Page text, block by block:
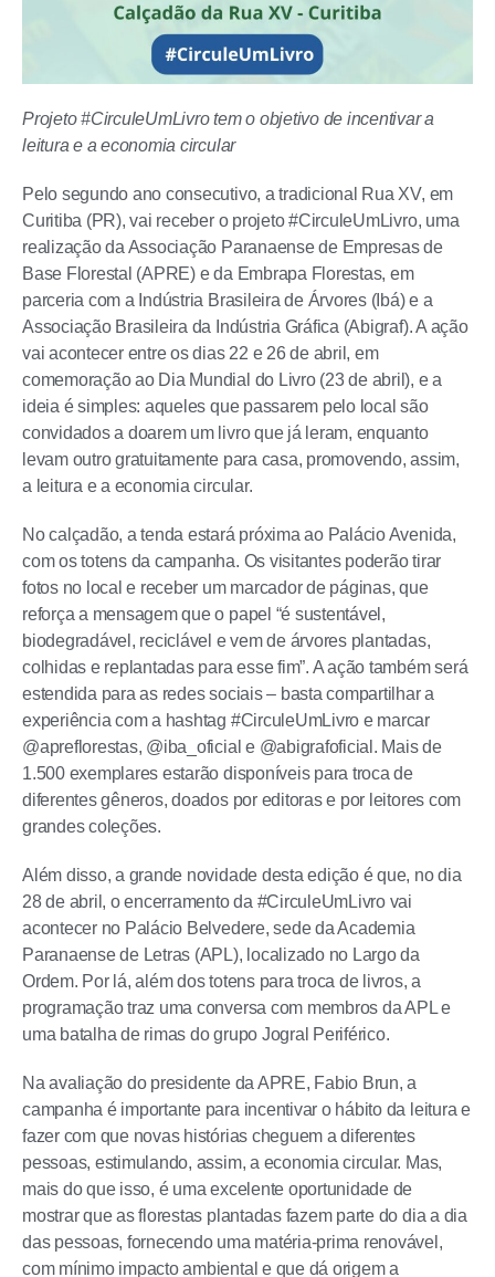
Projeto #CirculeUmLivro tem o objetivo de incentivar a
leitura e a economia circular
Pelo segundo ano consecutivo, a tradicional Rua XV, em
Curitiba (PR), vai receber o projeto #CirculeUmLivro, uma
realização da Associação Paranaense de Empresas de
Base Florestal (APRE) e da Embrapa Florestas, em
parceria com a Indústria Brasileira de Árvores (Ibá) e a
Associação Brasileira da Indústria Gráfica (Abigraf). A ação
vai acontecer entre os dias 22 e 26 de abril, em
comemoração ao Dia Mundial do Livro (23 de abril), e a
ideia é simples: aqueles que passarem pelo local são
convidados a doarem um livro que já leram, enquanto
levam outro gratuitamente para casa, promovendo, assim,
a leitura e a economia circular.
No calçadão, a tenda estará próxima ao Palácio Avenida,
com os totens da campanha. Os visitantes poderão tirar
fotos no local e receber um marcador de páginas, que
reforça a mensagem que o papel “é sustentável,
biodegradável, reciclável e vem de árvores plantadas,
colhidas e replantadas para esse fim”. A ação também será
estendida para as redes sociais – basta compartilhar a
experiência com a hashtag #CirculeUmLivro e marcar
@apreflorestas, @iba_oficial e @abigrafoficial. Mais de
1.500 exemplares estarão disponíveis para troca de
diferentes gêneros, doados por editoras e por leitores com
grandes coleções.
Além disso, a grande novidade desta edição é que, no dia
28 de abril, o encerramento da #CirculeUmLivro vai
acontecer no Palácio Belvedere, sede da Academia
Paranaense de Letras (APL), localizado no Largo da
Ordem. Por lá, além dos totens para troca de livros, a
programação traz uma conversa com membros da APL e
uma batalha de rimas do grupo Jogral Periférico.
Na avaliação do presidente da APRE, Fabio Brun, a
campanha é importante para incentivar o hábito da leitura e
fazer com que novas histórias cheguem a diferentes
pessoas, estimulando, assim, a economia circular. Mas,
mais do que isso, é uma excelente oportunidade de
mostrar que as florestas plantadas fazem parte do dia a dia
das pessoas, fornecendo uma matéria-prima renovável,
com mínimo impacto ambiental e que dá origem a